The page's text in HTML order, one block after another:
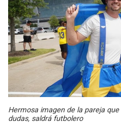
Hermosa imagen de la pareja
dudas, saldrá futbolero